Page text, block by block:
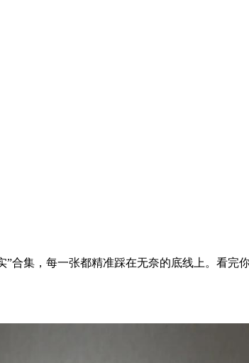
集，每一张都精准踩在无奈的底线上。看完